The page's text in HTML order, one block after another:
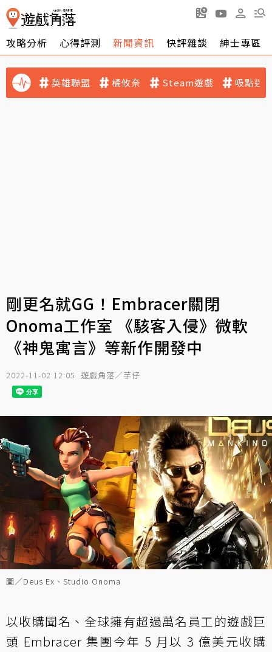
攻略分析 心得評測 新聞資訊 快評雜談 紳士專區
英雄聯盟 橘攸奈 Steam遊戲 吸點迷
剛更名就GG！Embracer關閉
Onoma工作室 《駭客入侵》微軟
《神鬼寓言》等新作開發中
2022-11-02 12:05 遊戲角落／芋仔
圖／Deus Ex、Studio Onoma
以收購聞名、全球擁有超過萬名員工的遊戲巨
頭 Embracer 集團今年 5 月以 3 億美元收購